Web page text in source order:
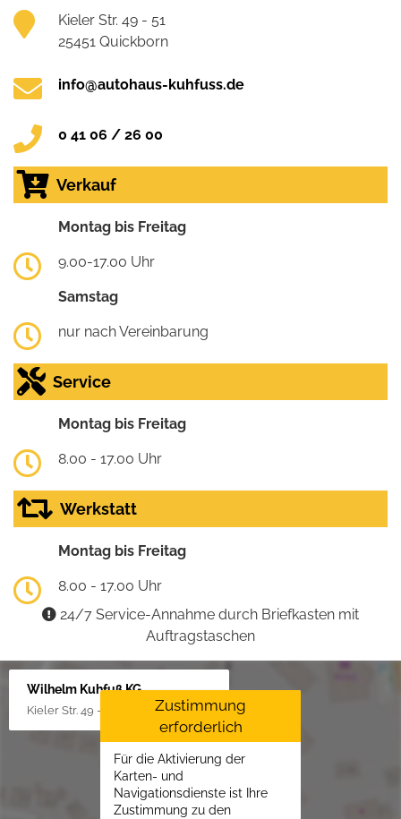
Kieler Str. 49 - 51
25451 Quickborn
info@autohaus-kuhfuss.de
0 41 06 / 26 00
Verkauf
Montag bis Freitag
9.00-17.00 Uhr
Samstag
nur nach Vereinbarung
Service
Montag bis Freitag
8.00 - 17.00 Uhr
Werkstatt
Montag bis Freitag
8.00 - 17.00 Uhr
24/7 Service-Annahme durch Briefkasten mit
Auftragstaschen
Wilhelm Kuhfuß KG
Kieler Str. 49 - 51, 25451 Quickborn
Zustimmung
erforderlich
Für die Aktivierung der
Karten- und
Navigationsdienste ist Ihre
Zustimmung zu den